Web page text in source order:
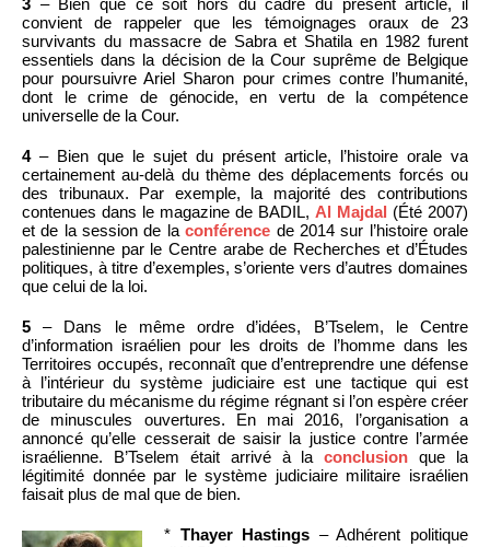
3 – Bien que ce soit hors du cadre du présent article, il
convient de rappeler que les témoignages oraux de 23
survivants du massacre de Sabra et Shatila en 1982 furent
essentiels dans la décision de la Cour suprême de Belgique
pour poursuivre Ariel Sharon pour crimes contre l’humanité,
dont le crime de génocide, en vertu de la compétence
universelle de la Cour.
4– Bien que le sujet du présent article, l’histoire orale va
certainement au-delà du thème des déplacements forcés ou
des tribunaux. Par exemple, la majorité des contributions
contenues dans le magazine de BADIL, Al Majdal (Été 2007)
et de la session de laconférence de 2014 sur l’histoire orale
palestinienne par le Centre arabe de Recherches et d’Études
politiques, à titre d’exemples, s’oriente vers d’autres domaines
que celui de la loi.
5 – Dans le même ordre d’idées, B’Tselem, le Centre
d’information israélien pour les droits de l’homme dans les
Territoires occupés, reconnaît que d’entreprendre une défense
à l’intérieur du système judiciaire est une tactique qui est
tributaire du mécanisme du régime régnant si l’on espère créer
de minuscules ouvertures. En mai 2016, l’organisation a
annoncé qu’elle cesserait de saisir la justice contre l’armée
israélienne. B’Tselem était arrivé à laconclusion que la
légitimité donnée par le système judiciaire militaire israélien
faisait plus de mal que de bien.
* Thayer Hastings – Adhérent politique